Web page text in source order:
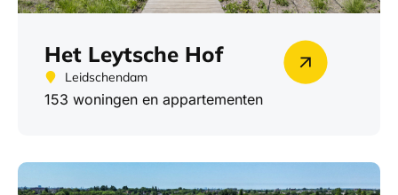
Het Leytsche Hof
Leidschendam
153 woningen en appartementen